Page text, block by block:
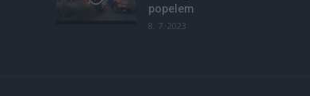
popelem
8. 7. 2023